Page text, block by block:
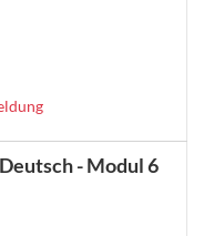
- Modul 6